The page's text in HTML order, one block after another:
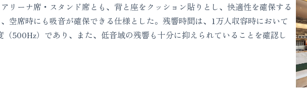
リーナ席・スタンド席とも、背と座をクッション貼りとし、快適性を確保する
、空席時にも吸音が確保できる仕様とした。残響時間は、1万人収容時において
（500Hz）であり、また、低音域の残響も十分に抑えられていることを確認し